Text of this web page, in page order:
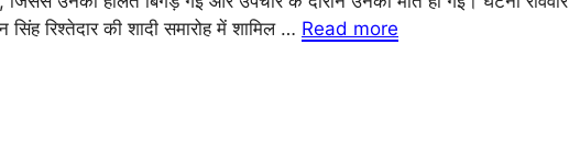
रिश्तेदार की शादी समारोह में शामिल … Read more